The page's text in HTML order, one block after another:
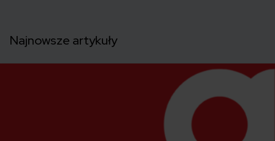
Najnowsze artykuły